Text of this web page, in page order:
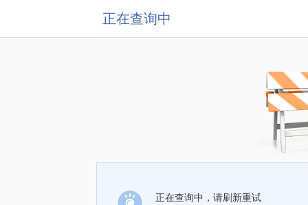
正在查询中
正在查询中，请刷新重试